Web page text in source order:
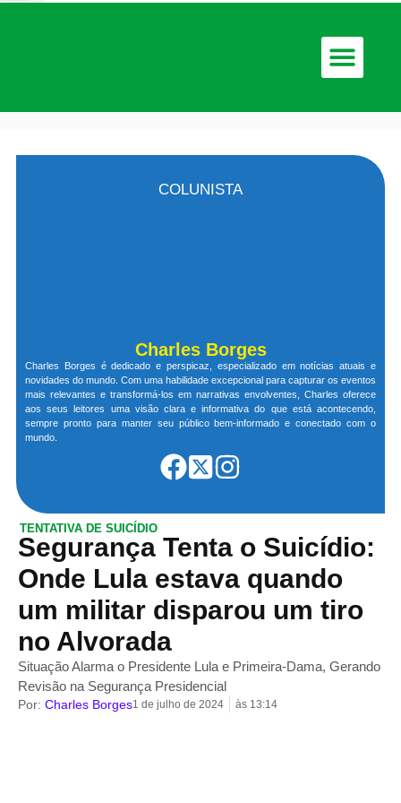
COLUNISTA
Charles Borges
Charles Borges é dedicado e perspicaz, especializado em notícias atuais e
novidades do mundo. Com uma habilidade excepcional para capturar os eventos
mais relevantes e transformá-los em narrativas envolventes, Charles oferece
aos seus leitores uma visão clara e informativa do que está acontecendo,
sempre pronto para manter seu público bem-informado e conectado com o
mundo.
TENTATIVA DE SUICÍDIO
Segurança Tenta o Suicídio:
Onde Lula estava quando
um militar disparou um tiro
no Alvorada
Situação Alarma o Presidente Lula e Primeira-Dama, Gerando
Revisão na Segurança Presidencial
Por: Charles Borges1 de julho de 2024 às 13:14